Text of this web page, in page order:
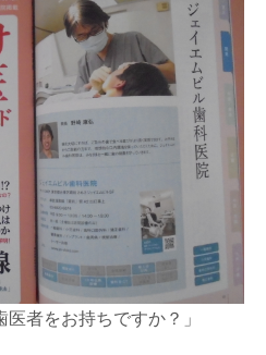
者をお持ちですか？」